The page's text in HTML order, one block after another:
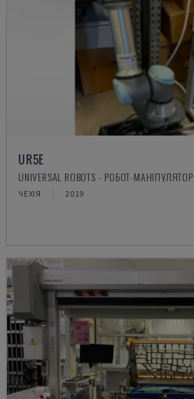
UR5E
UNIVERSAL ROBOTS - РОБОТ-МАНІПУЛЯТОР
ЧЕХІЯ 2019